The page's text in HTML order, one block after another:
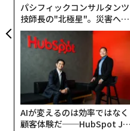
パシフィックコンサルタンツ
技師長の"北極星"。災害への
無力感を乗り越え見つけた、
防災一筋20年の答え
AIが変えるのは効率ではなく
顧客体験だ──HubSpot Ja